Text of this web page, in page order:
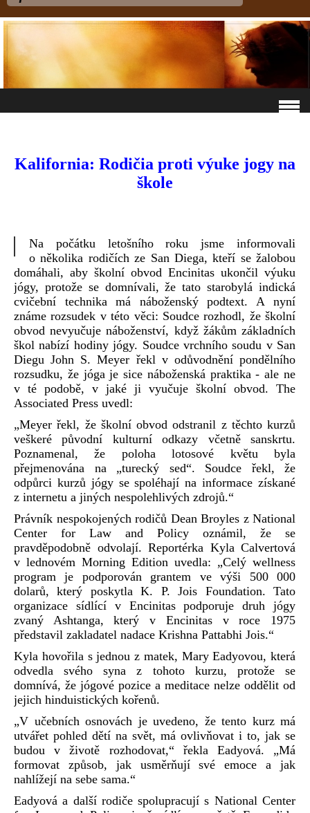
Kalifornia: Rodičia proti výuke jogy na
škole
Na počátku letošního roku jsme informovali
o několika rodičích ze San Diega, kteří se žalobou
domáhali, aby školní obvod Encinitas ukončil výuku
jógy, protože se domnívali, že tato starobylá indická
cvičební technika má náboženský podtext. A nyní
známe rozsudek v této věci: Soudce rozhodl, že školní
obvod nevyučuje náboženství, když žákům základních
škol nabízí hodiny jógy. Soudce vrchního soudu v San
Diegu John S. Meyer řekl v odůvodnění pondělního
rozsudku, že jóga je sice náboženská praktika - ale ne
v té podobě, v jaké ji vyučuje školní obvod. The
Associated Press uvedl:
„Meyer řekl, že školní obvod odstranil z těchto kurzů
veškeré původní kulturní odkazy včetně sanskrtu.
Poznamenal, že poloha lotosové květu byla
přejmenována na „turecký sed“. Soudce řekl, že
odpůrci kurzů jógy se spoléhají na informace získané
z internetu a jiných nespolehlivých zdrojů.“
Právník nespokojených rodičů Dean Broyles z National
Center for Law and Policy oznámil, že se
pravděpodobně odvolají. Reportérka Kyla Calvertová
v lednovém Morning Edition uvedla: „Celý wellness
program je podporován grantem ve výši 500 000
dolarů, který poskytla K. P. Jois Foundation. Tato
organizace sídlící v Encinitas podporuje druh jógy
zvaný Ashtanga, který v Encinitas v roce 1975
představil zakladatel nadace Krishna Pattabhi Jois.“
Kyla hovořila s jednou z matek, Mary Eadyovou, která
odvedla svého syna z tohoto kurzu, protože se
domnívá, že jógové pozice a meditace nelze oddělit od
jejich hinduistických kořenů.
„V učebních osnovách je uvedeno, že tento kurz má
utvářet pohled dětí na svět, má ovlivňovat i to, jak se
budou v životě rozhodovat,“ řekla Eadyová. „Má
formovat způsob, jak usměrňují své emoce a jak
nahlížejí na sebe sama.“
Eadyová a další rodiče spolupracují s National Center